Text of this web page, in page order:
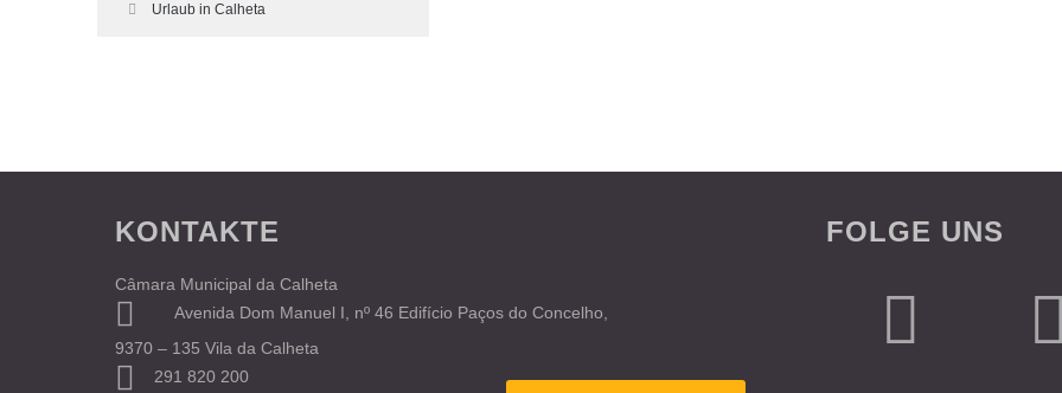
Urlaub in Calheta
KONTAKTE
Câmara Municipal da Calheta
Avenida Dom Manuel I, nº 46 Edifício Paços do Concelho,
9370 – 135 Vila da Calheta
291 820 200
FOLGE UNS